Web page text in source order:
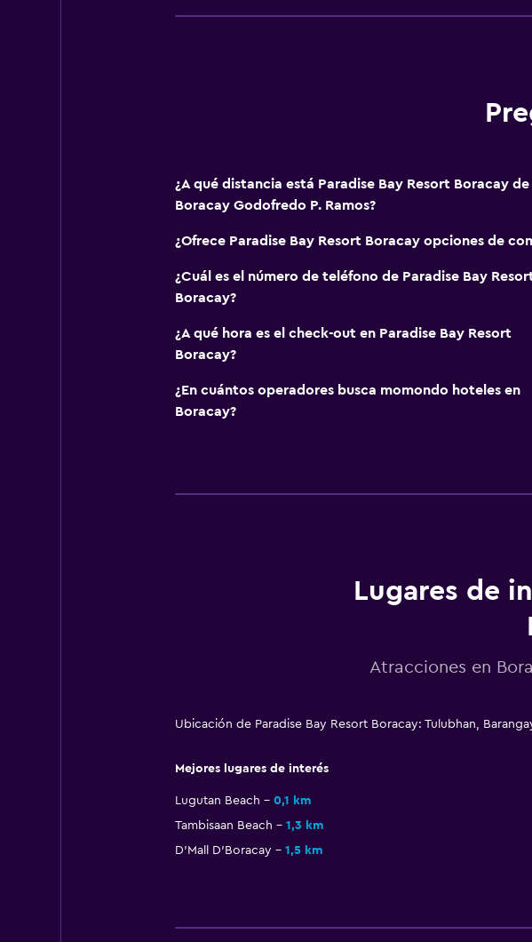
¿A qué distancia está Paradise Bay Resort Boracay de
Boracay Godofredo P. Ramos?
¿Ofrece Paradise Bay Resort Boracay opciones de
¿Cuál es el número de teléfono de Paradise Bay
Boracay?
¿A qué hora es el check-out en Paradise Bay Resort
Boracay?
¿En cuántos operadores busca momondo hoteles en
Boracay?
Lugares de
Atracciones en
Ubicación de Paradise Bay Resort Boracay: Tulubhan,
Mejores lugares de interés
Lugutan Beach 0,1 km
Tambisaan Beach
1,3 km
D'Mall D'Boracay
1,5 km